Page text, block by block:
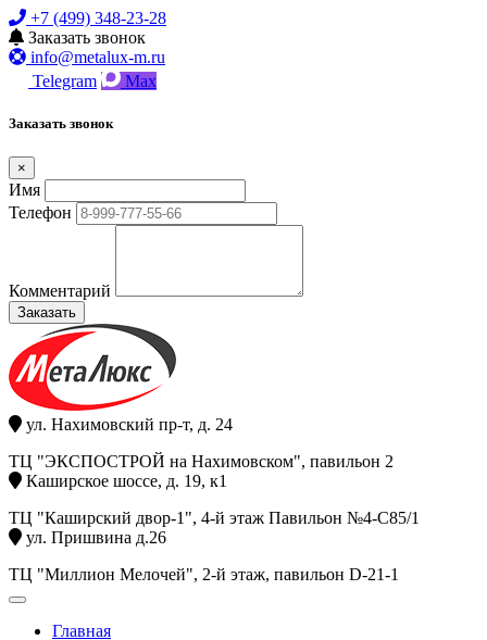
+7 (499) 348-23-28
Заказать звонок
info@metalux-m.ru
Telegram
Max
Заказать звонок
×
Имя
Телефон
Комментарий
Заказать
ул. Нахимовский пр-т, д. 24
ТЦ "ЭКСПОСТРОЙ на Нахимовском", павильон 2
Каширское шоссе, д. 19, к1
ТЦ "Каширский двор-1", 4-й этаж Павильон №4-С85/1
ул. Пришвина д.26
ТЦ "Миллион Мелочей", 2-й этаж, павильон D-21-1
Главная